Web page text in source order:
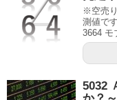
※空売
測値で
3664 モ
5032